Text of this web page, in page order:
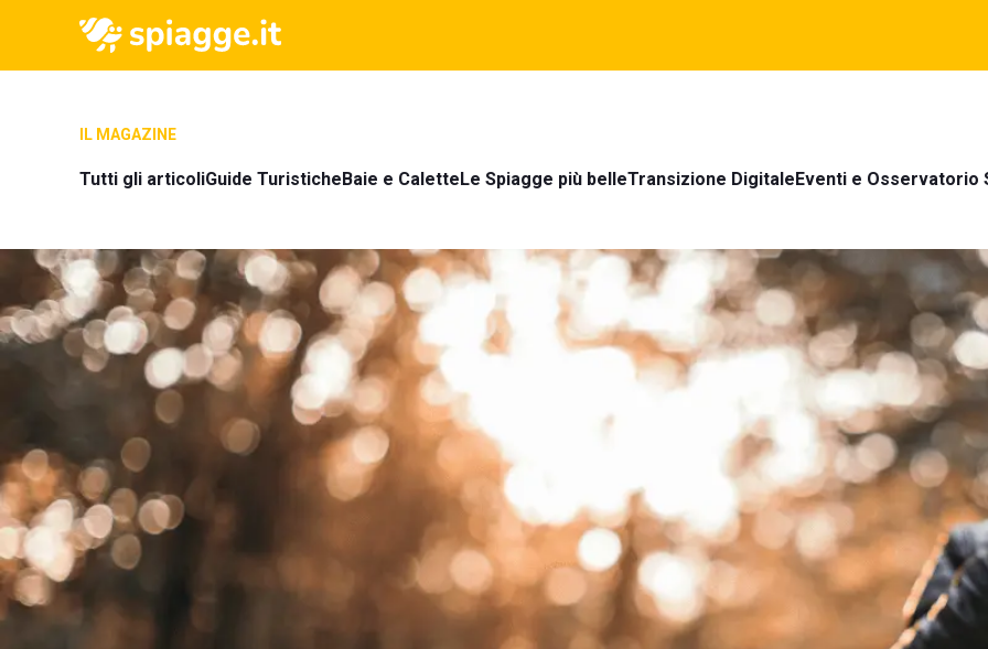
IL MAGAZINE
Tutti gli articoliGuide TuristicheBaie e CaletteLe Spiagge più belleTransizione DigitaleEventi e Osservatorio